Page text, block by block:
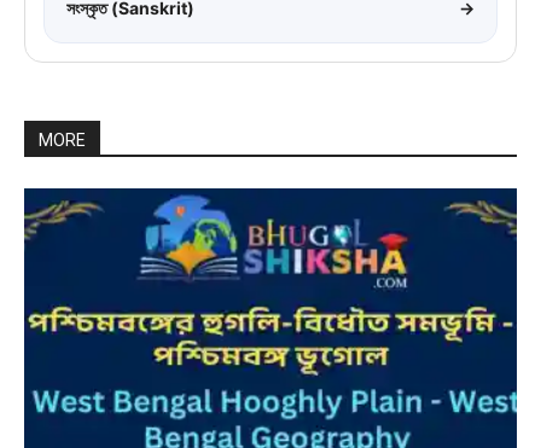
সংস্কৃত (Sanskrit) →
MORE